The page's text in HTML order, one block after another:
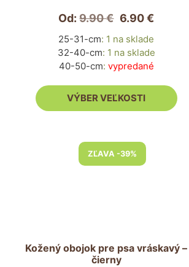
Od:9.90€ 6.90€
25-31-cm: 1 na sklade
32-40-cm: 1 na sklade
40-50-cm: vypredané
VÝBER VEĽKOSTI
produktu.
ZĽAVA -39%
Kožený obojok pre psa vráskavý –
čierny
môžete